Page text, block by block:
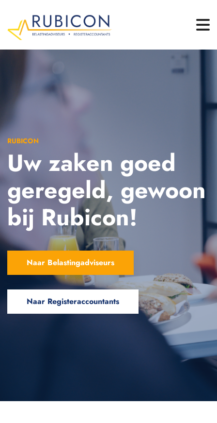
RUBICON
Uw zaken goed
geregeld, gewoon
bij Rubicon!
Naar Belastingadviseurs
Naar Registeraccountants